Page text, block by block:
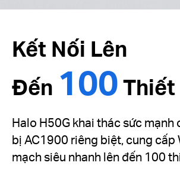
Kết Nối Lên
Đến 100Thiết
Halo H50G khai thác sức mạnh
bị AC1900 riêng biệt, cung cấp
mạch siêu nhanh lên đến 100